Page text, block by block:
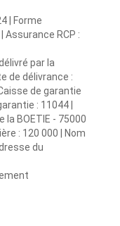
| Forme
Assurance RCP :
par la
de délivrance :
de garantie
: 11044 |
la BOETIE - 75000
: 120 000 | Nom
du